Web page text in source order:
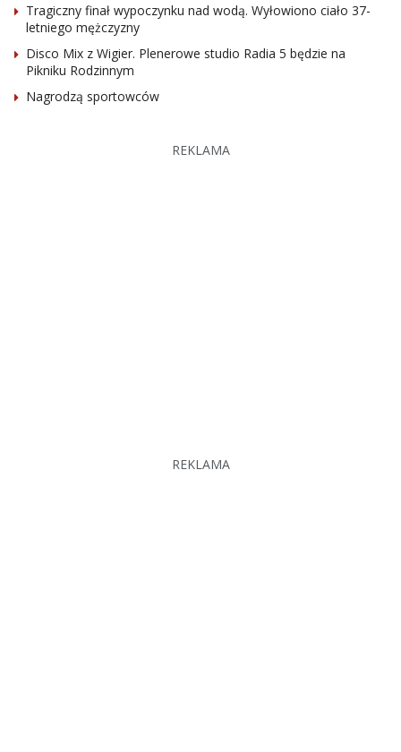
Tragiczny finał wypoczynku nad wodą. Wyłowiono ciało 37-
letniego mężczyzny
Disco Mix z Wigier. Plenerowe studio Radia 5 będzie na
Pikniku Rodzinnym
Nagrodzą sportowców
REKLAMA
REKLAMA